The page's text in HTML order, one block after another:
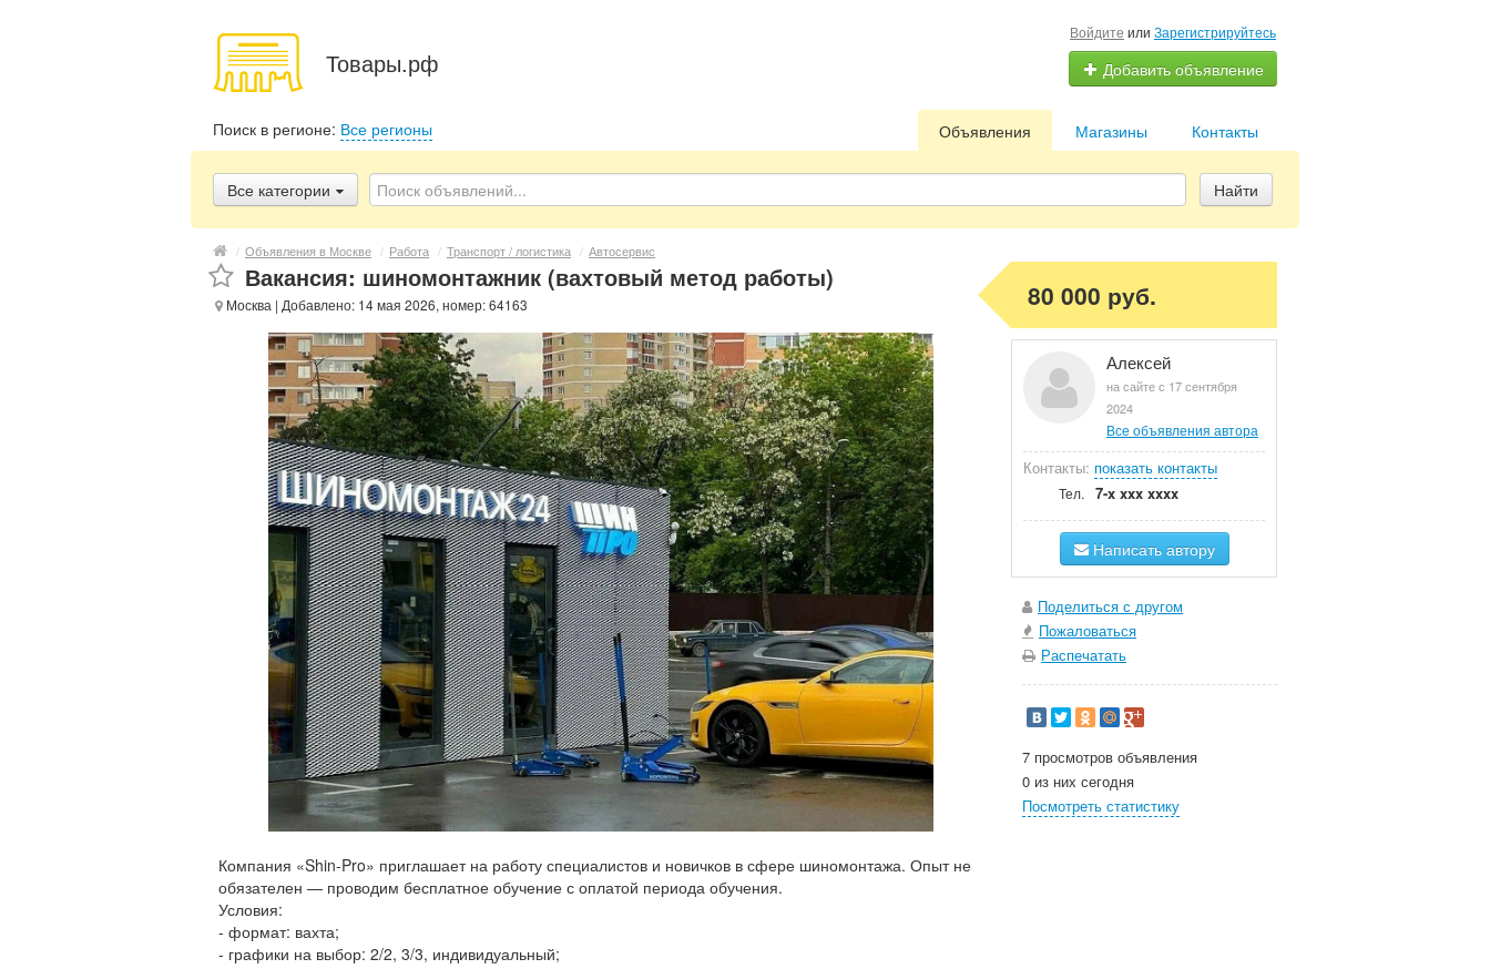
Товары.рф
Войдите или Зарегистрируйтесь
Добавить объявление
Поиск в регионе: Все регионы Контакты
Магазины
Объявления
Все категории Найти
/ Объявления в Москве / Работа / Транспорт / логистика / Автосервис
Вакансия: шиномонтажник (вахтовый метод работы)
Москва | Добавлено: 14 мая 2026, номер: 64163
Компания «Shin-Pro» приглашает на работу специалистов и новичков в сфере шиномонтажа. Опыт не
обязателен — проводим бесплатное обучение с оплатой периода обучения.
Условия:
- формат: вахта;
- графики на выбор: 2/2, 3/3, индивидуальный;
80 000 руб.
Алексей
на сайте с 17 сентября
2024
Все объявления автора
Контакты: показать контакты
Тел. 7-x xxx xxxx
Написать автору
Поделиться с другом
Пожаловаться
Распечатать
7 просмотров объявления
0 из них сегодня
Посмотреть статистику